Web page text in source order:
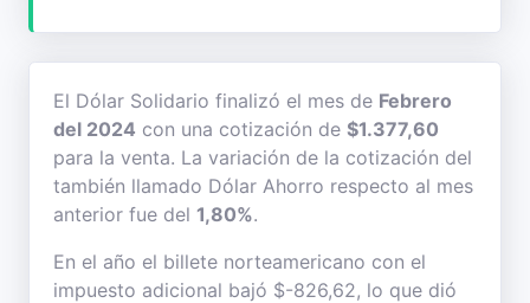
El Dólar Solidario finalizó el mes de Febrero
del 2024 con una cotización de $1.377,60
para la venta. La variación de la cotización del
también llamado Dólar Ahorro respecto al mes
anterior fue del 1,80%.
En el año el billete norteamericano con el
impuesto adicional bajó $-826,62, lo que dió